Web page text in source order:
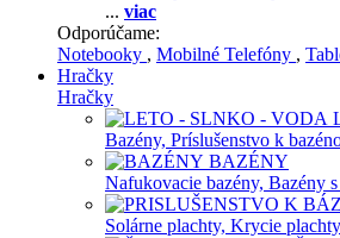
... viac
Odporúčame:
Notebooky , Mobilné Telefóny ,
Hračky
Hračky
Bazény, Príslušenstvo k
BAZÉNY
Nafukovacie bazény, Bazény
Solárne plachty, Krycie